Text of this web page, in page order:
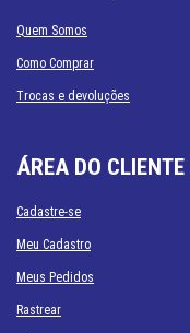
Quem Somos
Como Comprar
Trocas e devoluções
ÁREA DO CLIENTE
Cadastre-se
Meu Cadastro
Meus Pedidos
Rastrear